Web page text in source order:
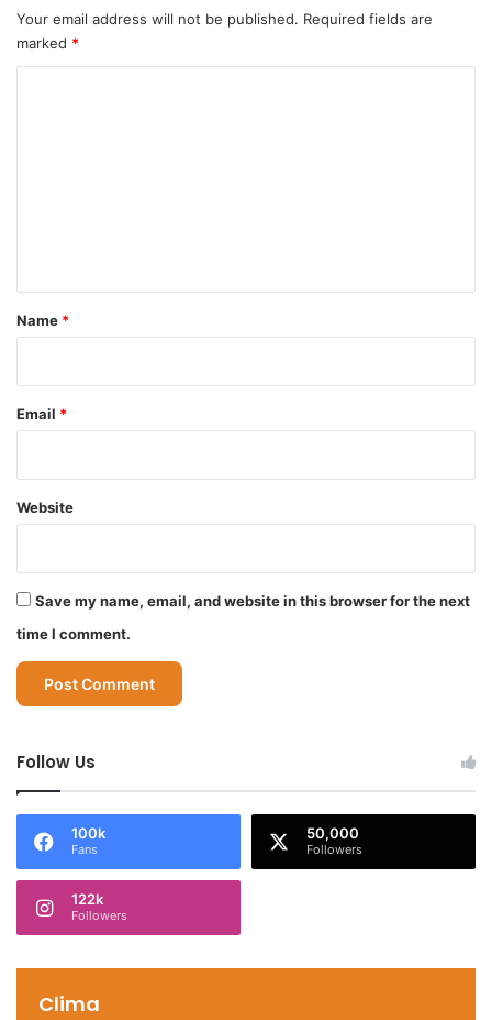
Your email address will not be published. Required fields are
marked *
*
Name *
Email *
Website
Save my name, email, and website in this browser for the next
time I comment.
Follow Us
100k
Fans
50,000
Followers
122k
Followers
Clima